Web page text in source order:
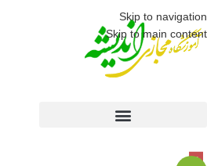
Skip to navigation
Skip to main content